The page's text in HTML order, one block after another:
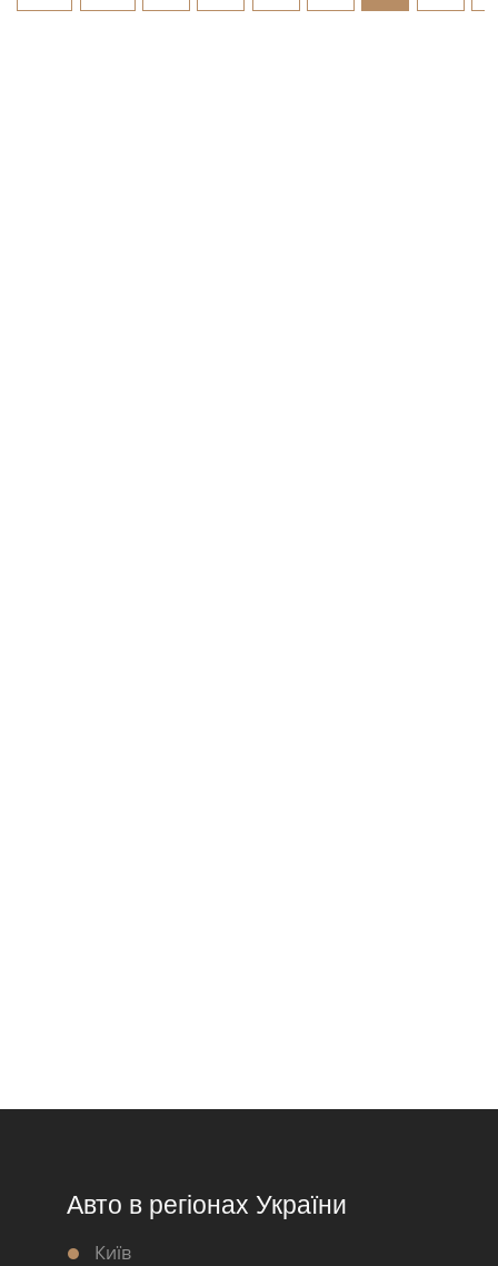
Авто в регіонах України
Київ